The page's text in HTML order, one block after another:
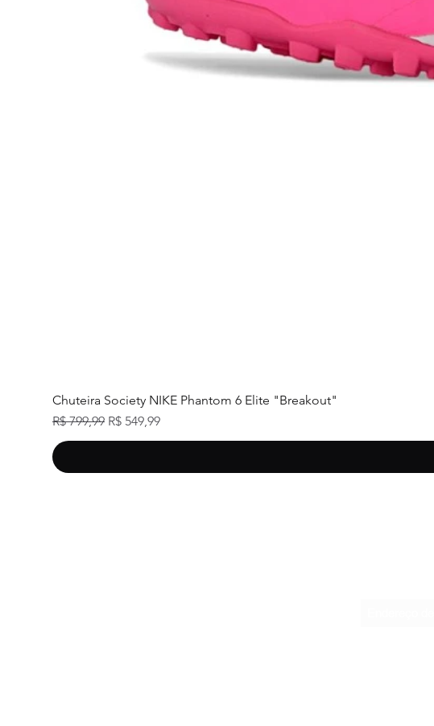
Chuteira Society NIKE Phantom 6 Elite "Breakout"
Preço normal
R$ 799,99 Preço promocional
R$ 549,99